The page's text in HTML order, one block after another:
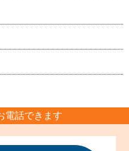
電話できます